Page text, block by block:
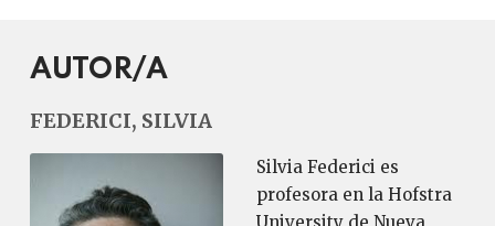
AUTOR/A
FEDERICI, SILVIA
Silvia Federici es
profesora en la Hofstra